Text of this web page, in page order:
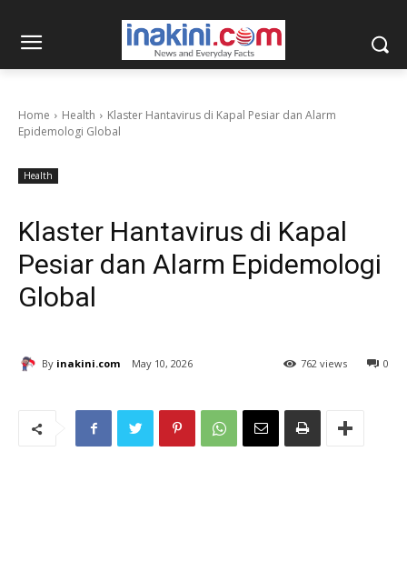
Home Health
Klaster Hantavirus di Kapal Pesiar dan Alarm
Epidemologi Global
Health
Klaster Hantavirus di Kapal
Pesiar dan Alarm Epidemologi
Global
By inakini.com May 10, 2026 0
762 views